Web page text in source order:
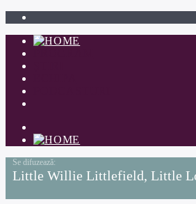
Little Willie Littlefield, Little